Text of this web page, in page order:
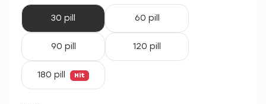
30 pill 60 pill
90 pill 120 pill
180 pill Hit